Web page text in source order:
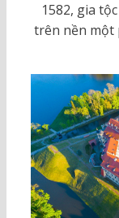
1582, gia
trên nền một